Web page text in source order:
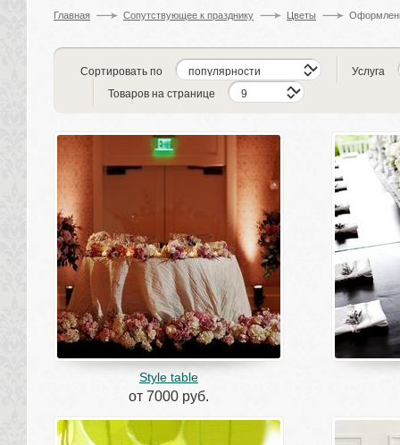
Главная Сопутствующее к празднику Цветы
Сортировать по
Услуга
Товаров на странице
Style table
от 7000 руб.